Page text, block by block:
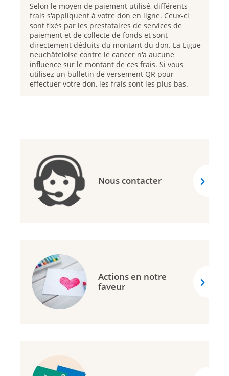
Selon le moyen de paiement utilisé, différents
frais s'appliquent à votre don en ligne. Ceux-ci
sont fixés par les prestataires de services de
paiement et de collecte de fonds et sont
directement déduits du montant du don. La Ligue
neuchâteloise contre le cancer n'a aucune
influence sur le montant de ces frais. Si vous
utilisez un bulletin de versement QR pour
effectuer votre don, les frais sont les plus bas.
Nous contacter
Actions en notre
faveur